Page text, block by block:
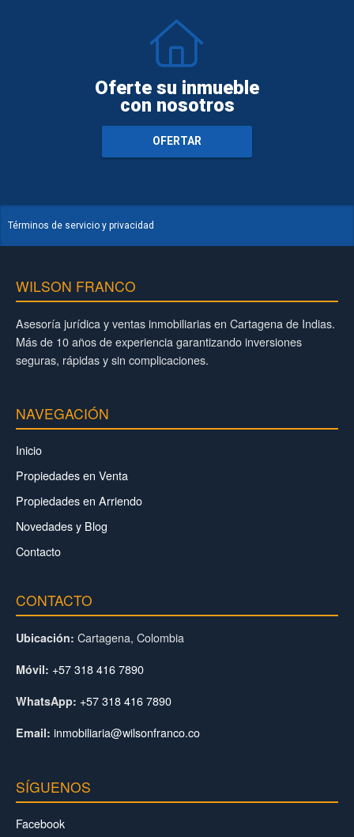
Oferte su inmueble
con nosotros
OFERTAR
Términos de servicio y privacidad
WILSON FRANCO
Asesoría jurídica y ventas inmobiliarias en Cartagena de Indias.
Más de 10 años de experiencia garantizando inversiones
seguras, rápidas y sin complicaciones.
NAVEGACIÓN
Inicio
Propiedades en Venta
Propiedades en Arriendo
Novedades y Blog
Contacto
CONTACTO
Ubicación: Cartagena, Colombia
Móvil: +57 318 416 7890
WhatsApp: +57 318 416 7890
Email: inmobiliaria@wilsonfranco.co
SÍGUENOS
Facebook